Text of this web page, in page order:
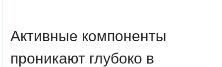
Активные компоненты
проникают глубоко в